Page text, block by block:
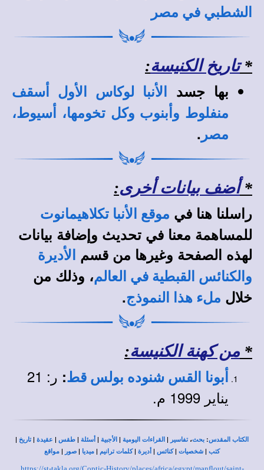
الشطبي في مصر
*تاريخ الكنيسة:
بها جسد
الأنبا لوكاس الأول أسقف
منفلوط وأبنوب وكل تخومها، أسيوط،
مصر .
*أضف بيانات أخرى:
راسلنا هنا في موقع الأنبا تكلاهيمانوت
للمساهمة معنا في تحديث وإضافة بيانات
لهذه الصفحة وغيرها من قسم
الأديرة
والكنائس القبطية في العالم، وذلك من
خلال ملء هذا النموذج.
* من كهنة الكنيسة:
أبونا القس شنوده بولس قط:
ر: 21
يناير 1999 م.
الكتاب المقدس: بحث،تفاسير | القراءات اليومية | الأجبية | أسئلة | طقس | عقيدة |تاريخ |
كتب | شخصيات |كنائس | أديرة |كلمات ترانيم | ميديا | صور | مواقع